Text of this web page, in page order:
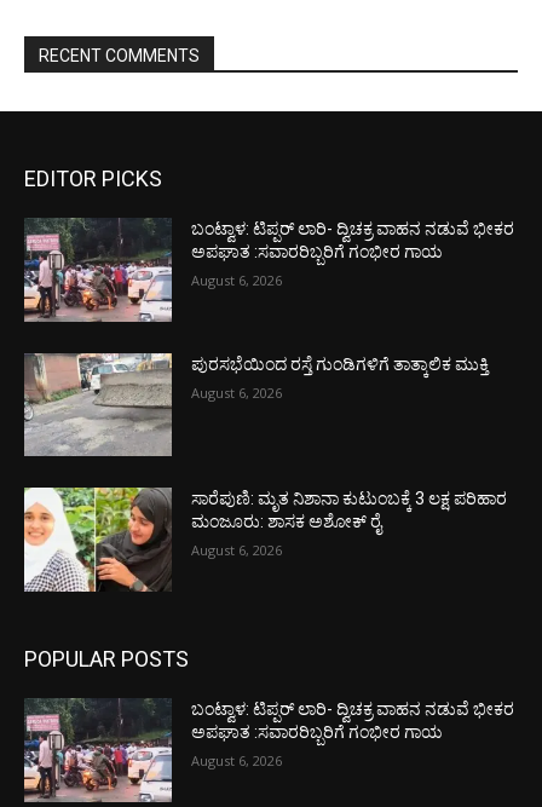
RECENT COMMENTS
EDITOR PICKS
ಬಂಟ್ವಾಳ: ಟಿಪ್ಪರ್ ಲಾರಿ- ದ್ವಿಚಕ್ರ ವಾಹನ ನಡುವೆ ಭೀಕರ
ಅಪಘಾತ :ಸವಾರರಿಬ್ಬರಿಗೆ ಗಂಭೀರ ಗಾಯ
August 6, 2026
ಪುರಸಭೆಯಿಂದ ರಸ್ತೆ ಗುಂಡಿಗಳಿಗೆ ತಾತ್ಕಾಲಿಕ ಮುಕ್ತಿ
August 6, 2026
ಸಾರೆಪುಣಿ: ಮೃತ ನಿಶಾನಾ ಕುಟುಂಬಕ್ಕೆ 3 ಲಕ್ಷ ಪರಿಹಾರ
ಮಂಜೂರು: ಶಾಸಕ ಅಶೋಕ್ ರೈ
August 6, 2026
POPULAR POSTS
ಬಂಟ್ವಾಳ: ಟಿಪ್ಪರ್ ಲಾರಿ- ದ್ವಿಚಕ್ರ ವಾಹನ ನಡುವೆ ಭೀಕರ
ಅಪಘಾತ :ಸವಾರರಿಬ್ಬರಿಗೆ ಗಂಭೀರ ಗಾಯ
August 6, 2026